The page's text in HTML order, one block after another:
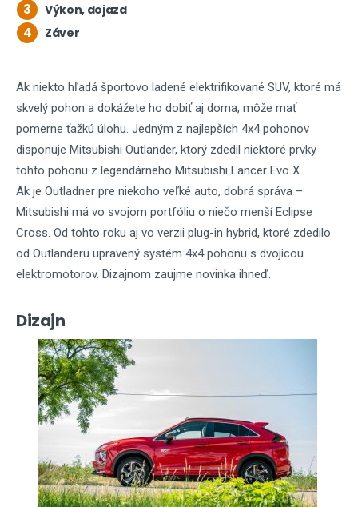
3 Výkon, dojazd
4 Záver
Ak niekto hľadá športovo ladené elektrifikované SUV, ktoré má
skvelý pohon a dokážete ho dobiť aj doma, môže mať
pomerne ťažkú úlohu. Jedným z najlepších 4x4 pohonov
disponuje Mitsubishi Outlander, ktorý zdedil niektoré prvky
tohto pohonu z legendárneho Mitsubishi Lancer Evo X.
Ak je Outladner pre niekoho veľké auto, dobrá správa –
Mitsubishi má vo svojom portfóliu o niečo menší Eclipse
Cross. Od tohto roku aj vo verzii plug-in hybrid, ktoré zdedilo
od Outlanderu upravený systém 4x4 pohonu s dvojicou
elektromotorov. Dizajnom zaujme novinka ihneď.
Dizajn